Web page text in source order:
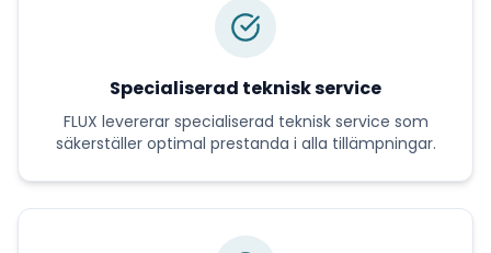
Specialiserad teknisk service
FLUX levererar specialiserad teknisk service som
säkerställer optimal prestanda i alla tillämpningar.